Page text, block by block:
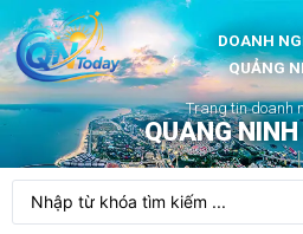
DOANH
QUẢNG
Trang tin doanh
QUANG